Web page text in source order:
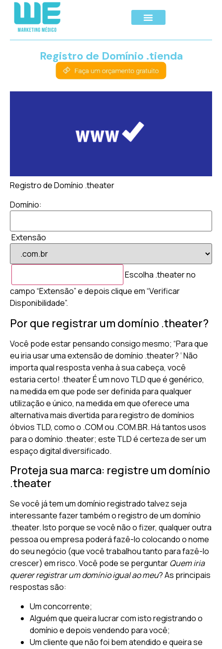
Registro de Domínio .tienda
Registro de Domínio .theater
Domínio:
Extensão
Escolha .theater no
campo “Extensão” e depois clique em “Verificar
Disponibilidade”.
Por que registrar um domínio .theater?
Você pode estar pensando consigo mesmo; “Para que
eu iria usar uma extensão de domínio .theater? ‘ Não
importa qual resposta venha à sua cabeça, você
estaria certo! .theater É um novo TLD que é genérico,
na medida em que pode ser definida para qualquer
utilização e único, na medida em que oferece uma
alternativa mais divertida para registro de domínios
óbvios TLD, como o .COM ou .COM.BR. Há tantos usos
para o domínio .theater; este TLD é certeza de ser um
espaço digital diversificado.
Proteja sua marca: registre um domínio
.theater
Se você já tem um domínio registrado talvez seja
interessante fazer também o registro de um domínio
.theater. Isto porque se você não o fizer, qualquer outra
pessoa ou empresa poderá fazê-lo colocando o nome
do seu negócio (que você trabalhou tanto para fazê-lo
crescer) em risco. Você pode se perguntarQuem iria
querer registrar um domínio igual ao meu? As principais
respostas são:
Um concorrente;
Alguém que queira lucrar com isto registrando o
domínio e depois vendendo para você;
Um cliente que não foi bem atendido e queira se